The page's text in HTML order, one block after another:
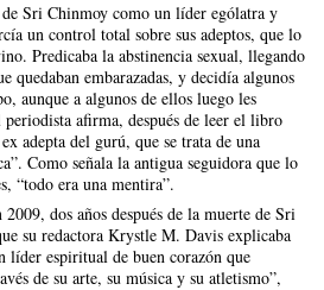
Sri Chinmoy como un líder ególatra y
un control total sobre sus adeptos, que lo
Predicaba la abstinencia sexual, llegando
quedaban embarazadas, y decidía algunos
aunque a algunos de ellos luego les
afirma, después de leer el libro
adepta del gurú, que se trata de una
Como señala la antigua seguidora que lo
“todo era una mentira”.
dos años después de la muerte de Sri
su redactora Krystle M. Davis explicaba
líder espiritual de buen corazón que
de su arte, su música y su atletismo”,